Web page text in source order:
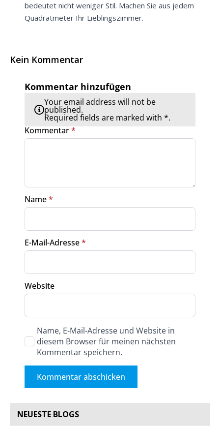
bedeutet nicht weniger Stil. Machen Sie aus jedem
Quadratmeter Ihr Lieblingszimmer.
Kein Kommentar
Kommentar hinzufügen
Your email address will not be
published.
Required fields are marked with *.
Kommentar*
Name*
E-Mail-Adresse*
Website
Name, E-Mail-Adresse und Website in
diesem Browser für meinen nächsten
Kommentar speichern.
NEUESTE BLOGS